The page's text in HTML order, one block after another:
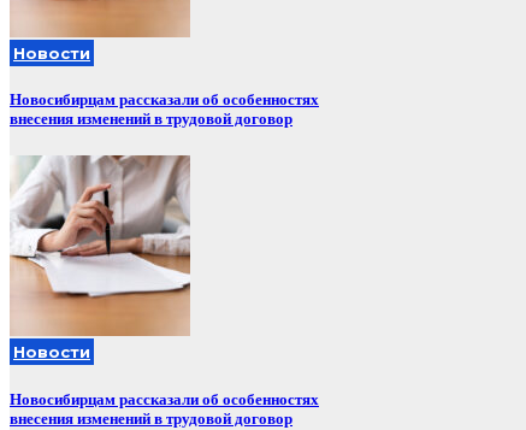
Новости
Новосибирцам рассказали об особенностях
внесения изменений в трудовой договор
Новости
Новосибирцам рассказали об особенностях
внесения изменений в трудовой договор